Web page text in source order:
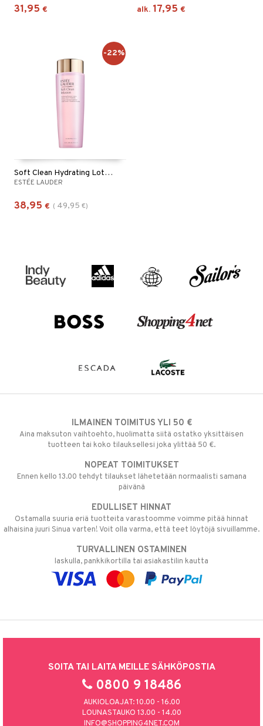
31,95 € alk. 17,95 €
Soft Clean Hydrating Lotion
ESTÉE LAUDER
38,95 € ( 49,95 €)
-22%
ILMAINEN TOIMITUS YLI 50 €
Aina maksuton vaihtoehto, huolimatta siitä ostatko yksittäisen
tuotteen tai koko tilauksellesi joka ylittää 50 €.
NOPEAT TOIMITUKSET
Ennen kello 13.00 tehdyt tilaukset lähetetään normaalisti samana
päivänä
EDULLISET HINNAT
Ostamalla suuria eriä tuotteita varastoomme voimme pitää hinnat
alhaisina juuri Sinua varten! Voit olla varma, että teet löytöjä sivuillamme.
TURVALLINEN OSTAMINEN
laskulla, pankkikortilla tai asiakastilin kautta
SOITA TAI LAITA MEILLE SÄHKÖPOSTIA
0800 9 18486
AUKIOLOAJAT: 10.00 - 16.00
LOUNASTAUKO 13.00 - 14.00
INFO@SHOPPING4NET.COM